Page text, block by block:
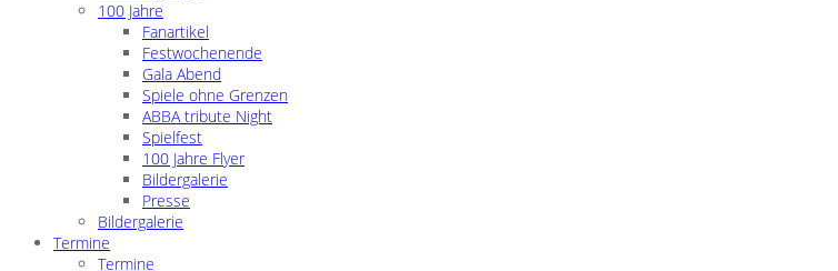
100 Jahre
Fanartikel
Festwochenende
Gala Abend
Spiele ohne Grenzen
ABBA tribute Night
Spielfest
100 Jahre Flyer
Bildergalerie
Presse
Bildergalerie
Termine
Termine